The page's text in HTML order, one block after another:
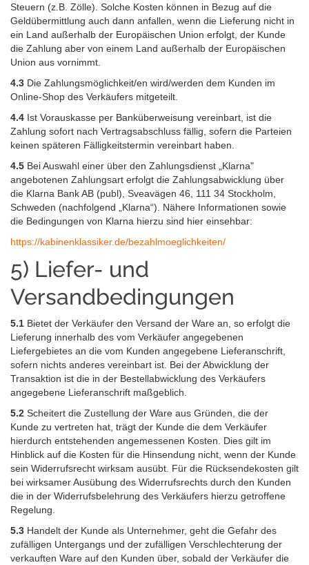
Steuern (z.B. Zölle). Solche Kosten können in Bezug auf die
Geldübermittlung auch dann anfallen, wenn die Lieferung nicht in
ein Land außerhalb der Europäischen Union erfolgt, der Kunde
die Zahlung aber von einem Land außerhalb der Europäischen
Union aus vornimmt.
4.3 Die Zahlungsmöglichkeit/en wird/werden dem Kunden im
Online-Shop des Verkäufers mitgeteilt.
4.4 Ist Vorauskasse per Banküberweisung vereinbart, ist die
Zahlung sofort nach Vertragsabschluss fällig, sofern die Parteien
keinen späteren Fälligkeitstermin vereinbart haben.
4.5 Bei Auswahl einer über den Zahlungsdienst „Klarna"
angebotenen Zahlungsart erfolgt die Zahlungsabwicklung über
die Klarna Bank AB (publ), Sveavägen 46, 111 34 Stockholm,
Schweden (nachfolgend „Klarna“). Nähere Informationen sowie
die Bedingungen von Klarna hierzu sind hier einsehbar:
https://kabinenklassiker.de/bezahlmoeglichkeiten/
5) Liefer- und
Versandbedingungen
5.1 Bietet der Verkäufer den Versand der Ware an, so erfolgt die
Lieferung innerhalb des vom Verkäufer angegebenen
Liefergebietes an die vom Kunden angegebene Lieferanschrift,
sofern nichts anderes vereinbart ist. Bei der Abwicklung der
Transaktion ist die in der Bestellabwicklung des Verkäufers
angegebene Lieferanschrift maßgeblich.
5.2 Scheitert die Zustellung der Ware aus Gründen, die der
Kunde zu vertreten hat, trägt der Kunde die dem Verkäufer
hierdurch entstehenden angemessenen Kosten. Dies gilt im
Hinblick auf die Kosten für die Hinsendung nicht, wenn der Kunde
sein Widerrufsrecht wirksam ausübt. Für die Rücksendekosten gilt
bei wirksamer Ausübung des Widerrufsrechts durch den Kunden
die in der Widerrufsbelehrung des Verkäufers hierzu getroffene
Regelung.
5.3 Handelt der Kunde als Unternehmer, geht die Gefahr des
zufälligen Untergangs und der zufälligen Verschlechterung der
verkauften Ware auf den Kunden über, sobald der Verkäufer die